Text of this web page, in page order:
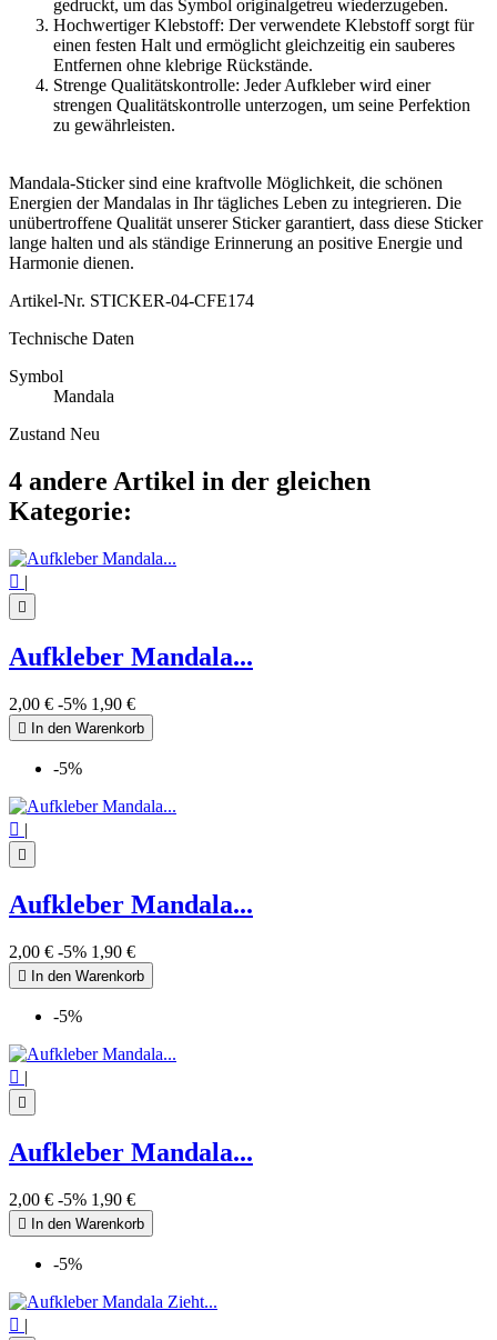
gedruckt, um das Symbol originalgetreu wiederzugeben.
Hochwertiger Klebstoff: Der verwendete Klebstoff sorgt für
einen festen Halt und ermöglicht gleichzeitig ein sauberes
Entfernen ohne klebrige Rückstände.
Strenge Qualitätskontrolle: Jeder Aufkleber wird einer
strengen Qualitätskontrolle unterzogen, um seine Perfektion
zu gewährleisten.
Mandala-Sticker sind eine kraftvolle Möglichkeit, die schönen
Energien der Mandalas in Ihr tägliches Leben zu integrieren. Die
unübertroffene Qualität unserer Sticker garantiert, dass diese Sticker
lange halten und als ständige Erinnerung an positive Energie und
Harmonie dienen.
Artikel-Nr. STICKER-04-CFE174
Technische Daten
Symbol
Mandala
Zustand Neu
4 andere Artikel in der gleichen
Kategorie:
 |

Aufkleber Mandala...
2,00 € -5% 1,90 €
 In den Warenkorb
-5%
 |

Aufkleber Mandala...
2,00 € -5% 1,90 €
 In den Warenkorb
-5%
 |

Aufkleber Mandala...
2,00 € -5% 1,90 €
 In den Warenkorb
-5%
 |